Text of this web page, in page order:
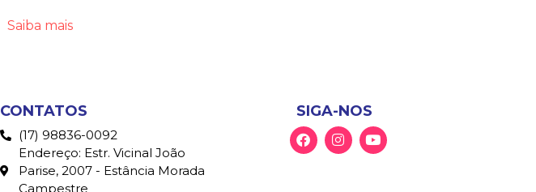
Saiba mais
CONTATOS
(17) 98836-0092
Endereço: Estr. Vicinal João
Parise, 2007 - Estância Morada
Campestre
SIGA-NOS